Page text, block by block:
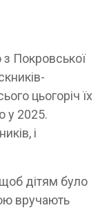
з Покровської
цьогоріч їх
у 2025.
і
дітям було
вручають